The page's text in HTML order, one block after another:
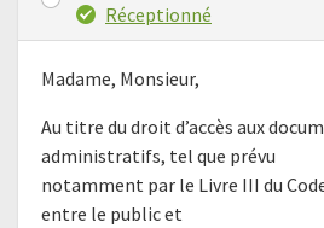
Réceptionné
Madame, Monsieur,
Au titre du droit d’accès aux
administratifs, tel que prévu
notamment par le Livre III du
entre le public et